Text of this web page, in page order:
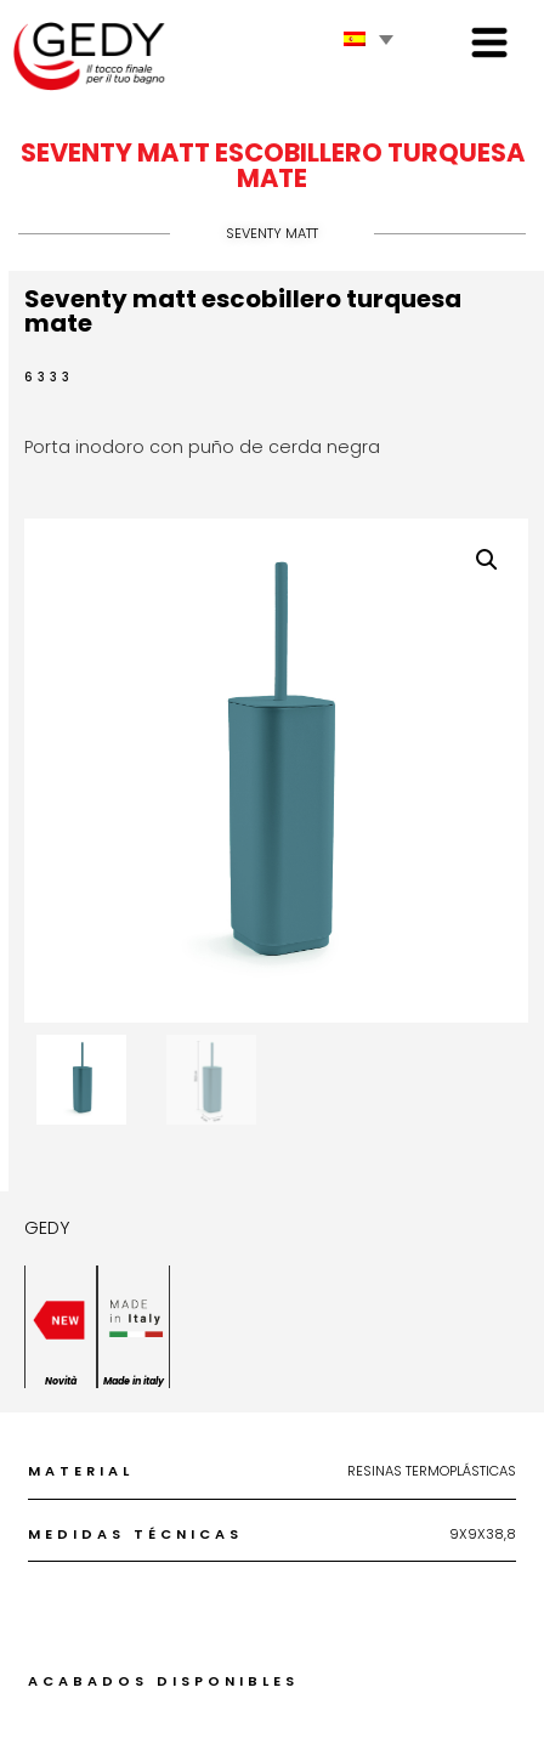
SEVENTY MATT ESCOBILLERO TURQUESA
MATE
SEVENTY MATT
Seventy matt escobillero turquesa
mate
6333
Porta inodoro con puño de cerda negra
GEDY
Novità Made in italy
MATERIAL RESINAS TERMOPLÁSTICAS
MEDIDAS TÉCNICAS 9X9X38,8
ACABADOS DISPONIBLES